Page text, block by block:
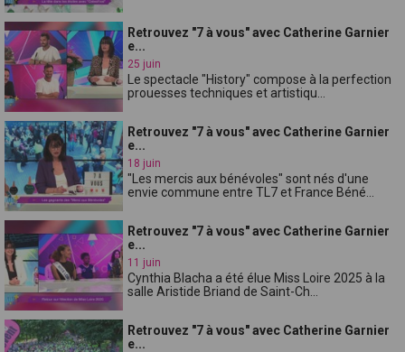
Retrouvez "7 à vous" avec Catherine Garnier
e...
25 juin
Le spectacle "History" compose à la perfection
prouesses techniques et artistiqu...
Retrouvez "7 à vous" avec Catherine Garnier
e...
18 juin
"Les mercis aux bénévoles" sont nés d'une
envie commune entre TL7 et France Béné...
Retrouvez "7 à vous" avec Catherine Garnier
e...
11 juin
Cynthia Blacha a été élue Miss Loire 2025 à la
salle Aristide Briand de Saint-Ch...
Retrouvez "7 à vous" avec Catherine Garnier
e...